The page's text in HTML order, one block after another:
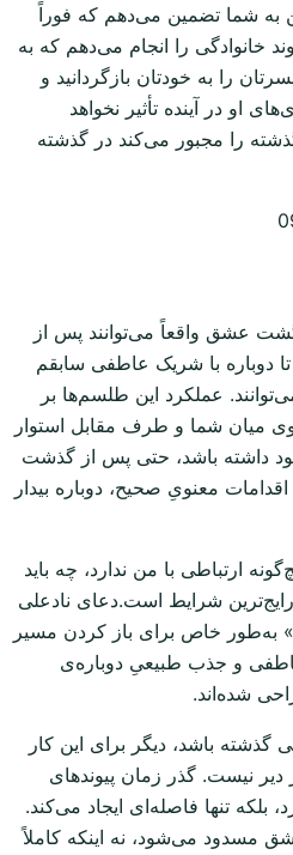
به شما تضمین می‌دهم که فوراً
خانوادگی را انجام می‌دهم که به
را به خودتان بازگردانید و
او در آینده تأثیر نخواهد
را مجبور می‌کند در گذشته
عشق واقعاً می‌توانند پس از
دوباره با شریک عاطفی سابقم
عملکرد این طلسم‌ها بر
میان شما و طرف مقابل استوار
داشته باشد، حتی پس از گذشت
معنویِ صحیح، دوباره بیدار
ارتباطی با من ندارد، چه باید
شرایط است.دعای نادعلی
خاص برای باز کردن مسیر
و جذب طبیعیِ دوباره‌ی
شده‌اند.
گذشته باشد، دیگر برای این کار
نیست. گذر زمان پیوندهای
بلکه تنها فاصله‌ای ایجاد می‌کند.
مسدود می‌شود، نه اینکه کاملاً